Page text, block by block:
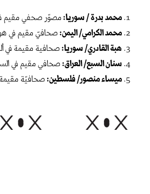
محمد بدرة / سوريا:مصوّر صحفي مقيم
محمد الكرامي/ اليمن:صحافيّ مقيم في
هبة القادري/ سوريا:صحافية مقيمة في
سنان السبع/ العراق: صحافي مقيم في
ميساء منصور/ فلسطين: صحافيّة مقيمة